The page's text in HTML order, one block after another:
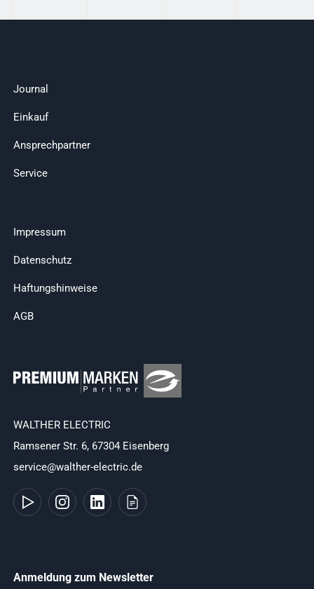
Journal
Einkauf
Ansprechpartner
Service
Impressum
Datenschutz
Haftungshinweise
AGB
WALTHER ELECTRIC
Ramsener Str. 6, 67304 Eisenberg
service@walther-electric.de
Anmeldung zum Newsletter